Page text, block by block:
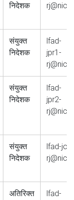
निदेशक
rj@nic.in
संयुक्त
निदेशक
lfad-
jpr1-
rj@nic.in
संयुक्त
निदेशक
lfad-
jpr2-
rj@nic.in
संयुक्त
निदेशक
lfad-jod-
rj@nic.in
अतिरिक्त
lfad-